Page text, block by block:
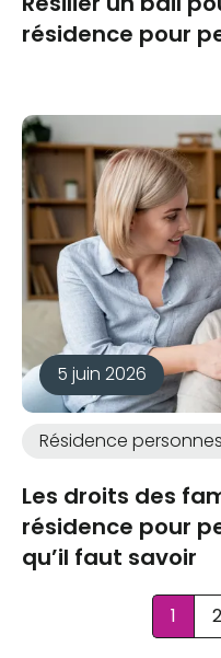
résidence pour
5 juin 2026
Résidence
Les droits des
résidence pour
qu’il faut savoir
1 2